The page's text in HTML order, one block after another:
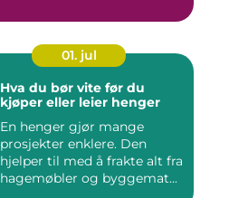
01. jul
Hva du bør vite før du
kjøper eller leier henger
En henger gjør mange
prosjekter enklere. Den
hjelper til med å frakte alt fra
hagemøbler og byggemat...